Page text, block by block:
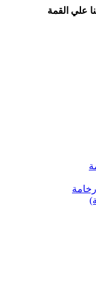
علي القمة